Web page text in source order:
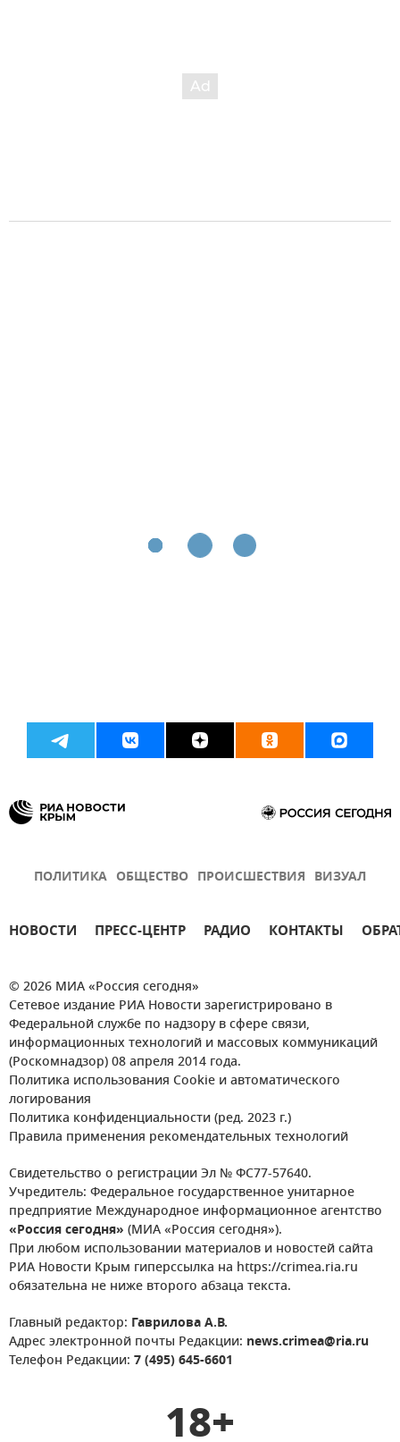
ПОЛИТИКА ОБЩЕСТВО ПРОИСШЕСТВИЯ ВИЗУАЛ
НОВОСТИ ПРЕСС-ЦЕНТР РАДИО КОНТАКТЫ
© 2026 МИА «Россия сегодня»
Сетевое издание РИА Новости зарегистрировано в
Федеральной службе по надзору в сфере связи,
информационных технологий и массовых коммуникаций
(Роскомнадзор) 08 апреля 2014 года.
Политика использования Cookie и автоматического
логирования
Политика конфиденциальности (ред. 2023 г.)
Правила применения рекомендательных технологий
Свидетельство о регистрации Эл № ФС77-57640.
Учредитель: Федеральное государственное унитарное
предприятие Международное информационное агентство
«Россия сегодня» (МИА «Россия сегодня»).
При любом использовании материалов и новостей сайта
РИА Новости Крым гиперссылка на https://crimea.ria.ru
обязательна не ниже второго абзаца текста.
Главный редактор: Гаврилова А.В.
Адрес электронной почты Редакции: news.crimea@ria.ru
Телефон Редакции: 7 (495) 645-6601
18+